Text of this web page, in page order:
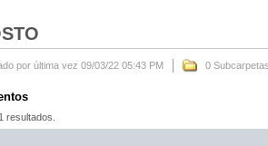
por última vez 09/03/22 05:43 PM 0 Subcarpetas
resultados.